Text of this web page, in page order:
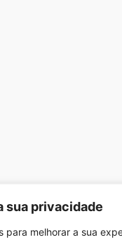
sua privacidade
para melhorar a sua